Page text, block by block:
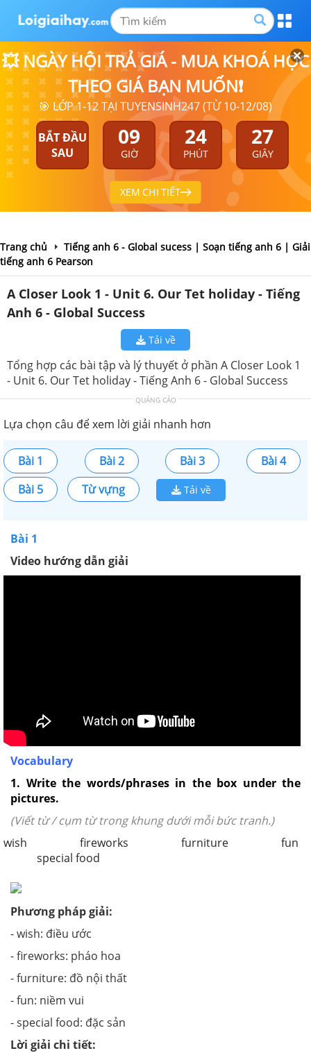
💥 NGÀY HỘI TRẢ GIÁ - MUA KHOÁ HỌC
THEO GIÁ BẠN MUỐN❗
🎯 LỚP 1-12 TẠI TUYENSINH247 (TỪ 10-12/08)
BẮT ĐẦU
SAU
09
GIỜ
24
PHÚT
27
GIÂY
XEM CHI TIẾT
Trang chủ
Tiếng anh 6 - Global sucess | Soạn tiếng anh 6 | Giải
tiếng anh 6 Pearson
A Closer Look 1 - Unit 6. Our Tet holiday - Tiếng
Anh 6 - Global Success
Tải về
Tổng hợp các bài tập và lý thuyết ở phần A Closer Look 1
- Unit 6. Our Tet holiday - Tiếng Anh 6 - Global Success
QUẢNG CÁO
Lựa chọn câu để xem lời giải nhanh hơn
Bài 1 Bài 2 Bài 3
Bài 4
Bài 5
Từ vựng Tải về
Bài 1
Video hướng dẫn giải
Vocabulary
1. Write the words/phrases in the box under the
pictures.
(Viết từ / cụm từ trong khung dưới mỗi bức tranh.)
wish fireworks furniture fun
special food
Phương pháp giải:
- wish: điều ước
- fireworks: pháo hoa
- furniture: đồ nội thất
- fun: niềm vui
- special food: đặc sản
Lời giải chi tiết: